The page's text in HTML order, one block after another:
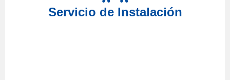
Servicio de Instalación
contrario busca cambiarlo de lugar, no dude en confiar